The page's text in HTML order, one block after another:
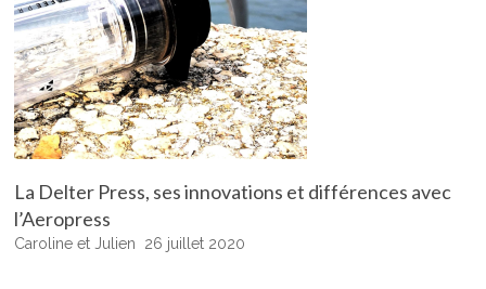
La Delter Press, ses innovations et différences avec
l’Aeropress
Caroline et Julien 26 juillet 2020